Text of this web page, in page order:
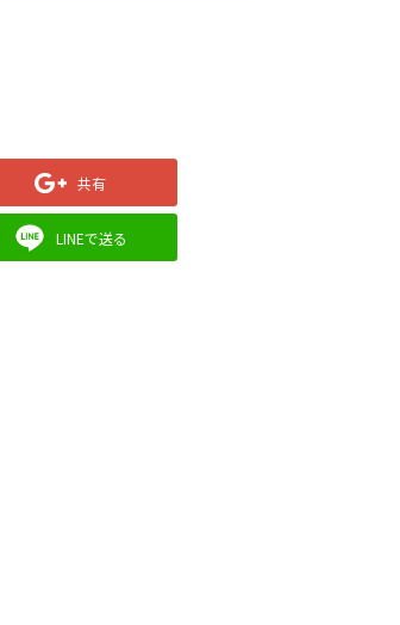
共有
LINEで送る